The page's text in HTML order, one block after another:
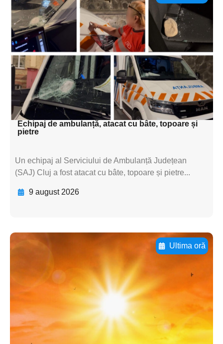
Adaugă aici textul pentru
subtitluAdaugă aici
textul pentru
subtitluAdaugă aici
textul pentru
subtitluAdaugă aici
textul pentru subti
Echipaj de ambulanță, atacat cu bâte, topoare și
pietre
Un echipaj al Serviciului de Ambulanță Județean
(SAJ) Cluj a fost atacat cu bâte, topoare și pietre...
9 august 2026
Ultima oră
Adaugă aici textul pentru
subtitluAdaugă aici
textul pentru
subtitluAdaugă aici
textul pentru